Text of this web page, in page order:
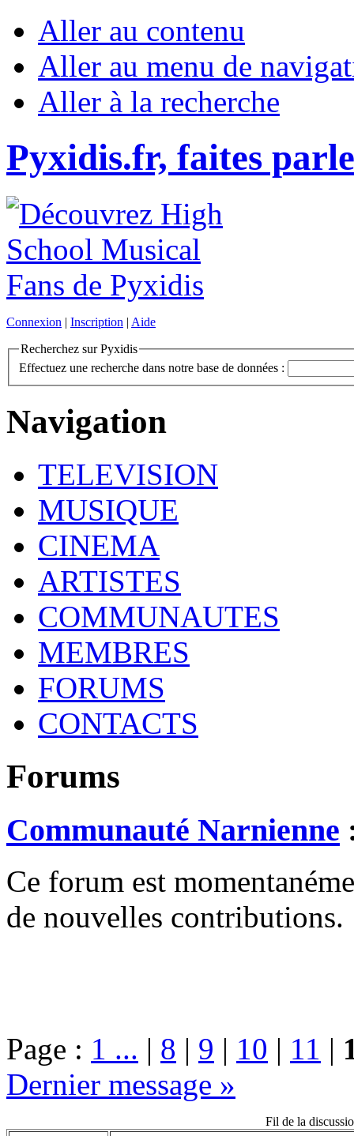
Aller au contenu
Aller au menu de
Aller à la recherche
Pyxidis.fr, faites
Connexion | Inscription | Aide
Recherchez sur Pyxidis
Effectuez une recherche dans notre base de données :
Navigation
TELEVISION
MUSIQUE
CINEMA
ARTISTES
COMMUNAUTES
MEMBRES
FORUMS
CONTACTS
Forums
Communauté Narnienne
Ce forum est
de nouvelles contributions.
Page : 1 ... | 8 | 9 | 10 | 11 |
Dernier message »
Fil de la